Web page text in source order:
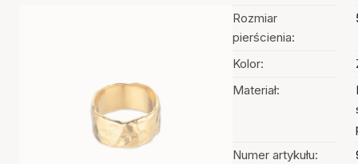
Rozmiar
pierścienia:
Kolor:
Materiał:
Numer artykułu: